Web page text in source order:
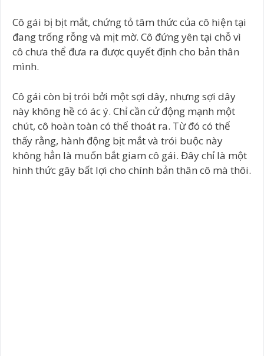
Cô gái bị bịt mắt, chứng tỏ tâm thức của cô hiện tại
đang trống rỗng và mịt mờ. Cô đứng yên tại chỗ vì
cô chưa thể đưa ra được quyết định cho bản thân
mình.
Cô gái còn bị trói bởi một sợi dây, nhưng sợi dây
này không hề có ác ý. Chỉ cần cử động mạnh một
chút, cô hoàn toàn có thể thoát ra. Từ đó có thể
thấy rằng, hành động bịt mắt và trói buộc này
không hẳn là muốn bắt giam cô gái. Đây chỉ là một
hình thức gây bất lợi cho chính bản thân cô mà thôi.